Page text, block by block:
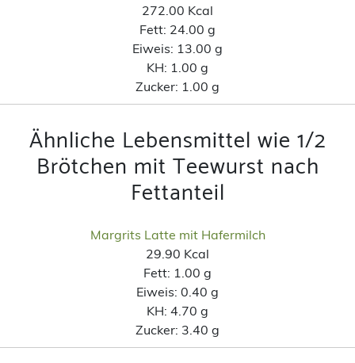
272.00 Kcal
Fett: 24.00 g
Eiweis: 13.00 g
KH: 1.00 g
Zucker: 1.00 g
Ähnliche Lebensmittel wie 1/2
Brötchen mit Teewurst nach
Fettanteil
Margrits Latte mit Hafermilch
29.90 Kcal
Fett: 1.00 g
Eiweis: 0.40 g
KH: 4.70 g
Zucker: 3.40 g